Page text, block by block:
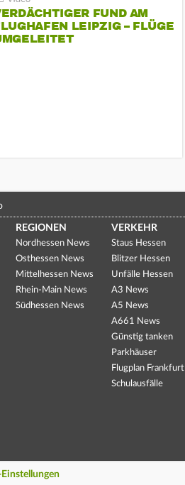
FUND AM
LEIPZIG – FLÜGE
REGIONEN
Nordhessen News
Osthessen News
Mittelhessen News
Rhein-Main News
Südhessen News
VERKEHR
Staus Hessen
Blitzer Hessen
Unfälle Hessen
A3 News
A5 News
A661 News
Günstig tanken
Parkhäuser
Flugplan Frankfurt
Schulausfälle